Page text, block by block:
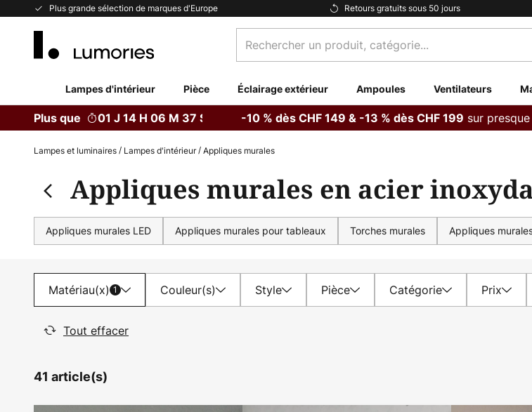
Plus grande sélection de marques d'Europe Retours gratuits sous 50 jours
Allez
un
catégorie...
Lampes d'intérieur Pièce Éclairage extérieur Ampoules Ventilateurs
Plus que 01 J 14 H 06 M 35 S -10 % dès CHF 149 & -13 % dès CHF 199 sur
Lampes et luminaires Lampes d'intérieur Appliques murales
Appliques murales en acier
Appliques murales LED Appliques murales pour tableaux Torches murales Appliques
Matériau(x) 1 Couleur(s) Style Pièce Catégorie Prix
Tout effacer
41 article(s)